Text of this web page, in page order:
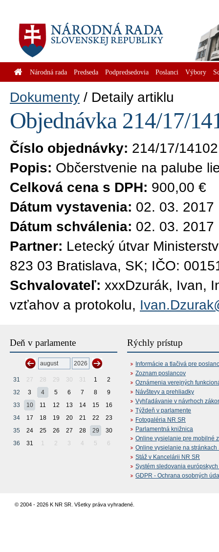
Národná rada Predseda Podpredsedovia Poslanci Výbory
Dokumenty Detaily artiklu
Objednávka 214/17/
Číslo objednávky: 214/17/14102
Popis: Občerstvenie na palube
Celková cena s DPH: 900,00 €
Dátum vystavenia: 02. 03. 2017
Dátum schválenia: 02. 03. 2017
Partner: Letecký útvar
823 03 Bratislava, SK; IČO:
Schvalovateľ: xxxDzurák, Ivan,
vzťahov a protokolu,
Deň v parlamente
31 27 28 29 30 31 1
2
32
3 4 5 6 7 8
9
33
10 11 12 13 14 15
16
34
17 18 19 20 21 22
23
35
24 25 26 27 28 29
30
36
31 1 2 3 4 5 6
Rýchly prístup
Informácie a tlačivá pre
Zoznam poslancov
Oznámenia verejných
Návštevy a prehliadky
Vyhľadávanie v návrhoch
Týždeň v parlamente
Fotogaléria NR SR
Parlamentná knižnica
Online vysielanie pre mobilné
Online vysielanie na stránkach
Stáž v Kancelárii NR SR
Systém sledovania
GDPR - Ochrana osobných
© 2004 - 2026 K NR SR. Všetky práva vyhradené.